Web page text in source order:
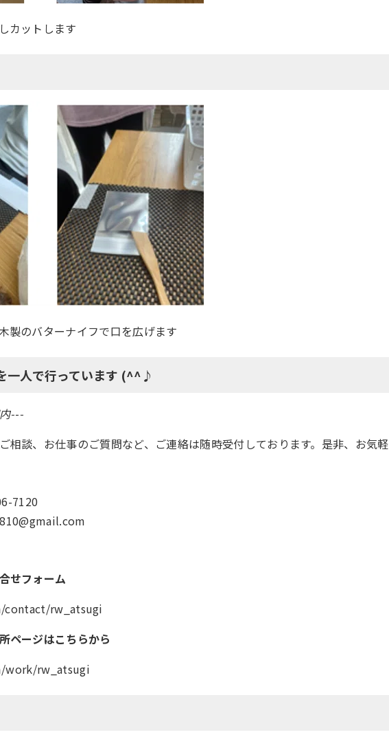
カットします
製のバターナイフで口を広げます
一人で行っています (^^♪
---
相談、お仕事のご質問など、ご連絡は随時受付しております。是非、お気軽
7120
せフォーム
contact/rw_atsugi
ページはこちらから
work/rw_atsugi